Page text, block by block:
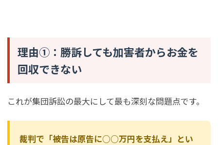
理由①：勝訴しても加害者からお金を
回収できない
これが集団訴訟の最大にして最も深刻な問題点です。
裁判で「被告は原告に○○万円を支払え」とい